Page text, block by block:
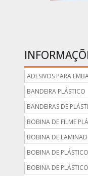
ADESIVOS PARA
BANDEIRA PLÁSTICO
BANDEIRAS DE
BOBINA DE FILME
BOBINA DE
BOBINA DE PLÁSTICO
BOBINA DE